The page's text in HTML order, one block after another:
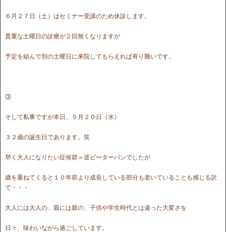
６月２７日（土）はセミナー受講のため休診します。
貴重な土曜日の診療が２回無くなりますが
予定を組んで別の土曜日に来院してもらえれば有り難いです。
③
そして私事ですが本日、５月２０日（水）
３２歳の誕生日であります。笑
早く大人になりたい症候群＝逆ピーターパンでしたが
歳を重ねてくると１０年前より成長している部分も老いていることも感じる訳
で・・・
大人には大人の、親には親の、子供や学生時代とは違った大変さを
日々、味わいながら過ごしています。